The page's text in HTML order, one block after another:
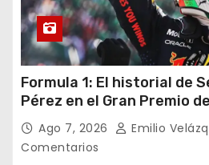
Formula 1: El historial de
Pérez en el Gran Premio
Ago 7, 2026 Emilio
Comentarios